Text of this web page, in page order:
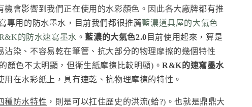
機會影響到我們正在使用的水彩顏色。因此各大廠牌都有推
專用的防水墨水，目前我們都很推薦藍濃道具屋的大氣色
的防水速寫墨水 。 藍濃的大氣色2.0 目前使用起來，算是
沾染、不容易乾在筆管、抗大部分的物理摩擦的幾個特性
顏色不太明顯，但衛生紙摩擦比較明顯)。R&K的速寫墨水
用在水彩紙上，具有速乾、抗物理摩擦的特性。
種防水特性 ，則是可以扛住歷史的洪流(蛤?)。也就是鼎鼎大